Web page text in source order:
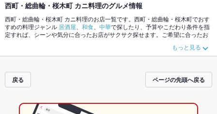
西町・総曲輪・桜木町 カニ料理のグルメ情報
西町・総曲輪・桜木町 カニ料理のお店一覧です。西町・総曲輪・桜木町でおす
すめの料理ジャンル 居酒屋 和食 中華で探したり、予算やこだわり条件を指
定すれば、シーンや気分に合ったお店がサクサク探せます。ご希望に合ったお
もチェックしてみてください。ホットペッパーグルメなら、お得なクー
ポンはもちろん、こだわりメニューからあげ、お茶漬け、うなぎや季節のおす
便利なネット予約が使えるお店も拡大中です。友達どうしの飲み会にも、会社
の宴会にも、デートやパーティーにもお得に便利にホットペッパーグルメをご
利用ください。
もっと見る
戻る ページの先頭へ戻る